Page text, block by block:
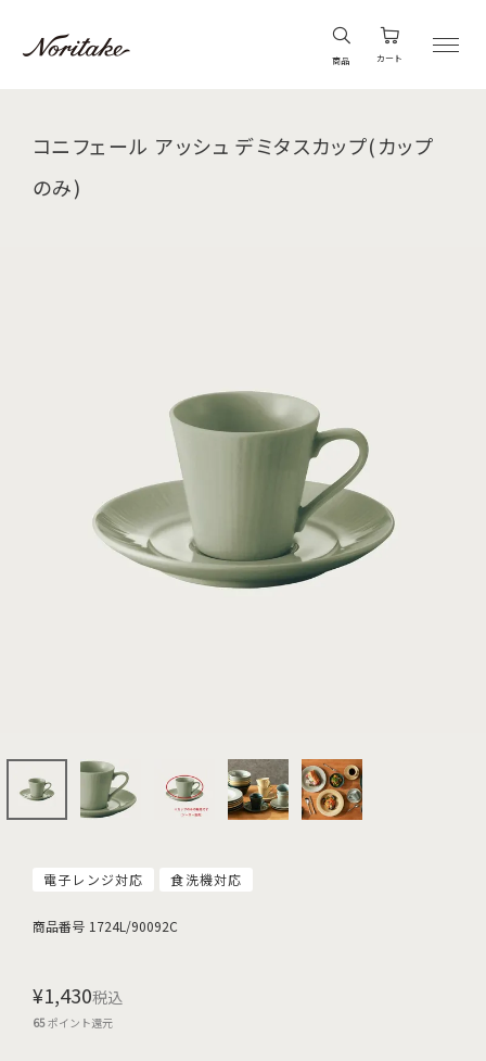
商品 カート
コニフェール アッシュ デミタスカップ(カップ
のみ)
電子レンジ対応 食洗機対応
商品番号 1724L/90092C
¥1,430税込
65ポイント還元